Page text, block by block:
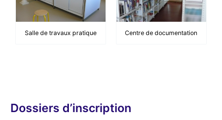
Salle de travaux pratique Centre de documentation
Dossiers d’inscription